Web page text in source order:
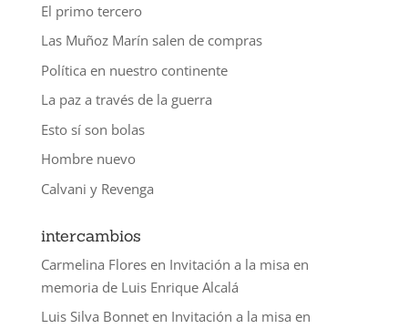
El primo tercero
Las Muñoz Marín salen de compras
Política en nuestro continente
La paz a través de la guerra
Esto sí son bolas
Hombre nuevo
Calvani y Revenga
intercambios
Carmelina Floresen Invitación a la misa en
memoria de Luis Enrique Alcalá
Luis Silva Bonneten Invitación a la misa en